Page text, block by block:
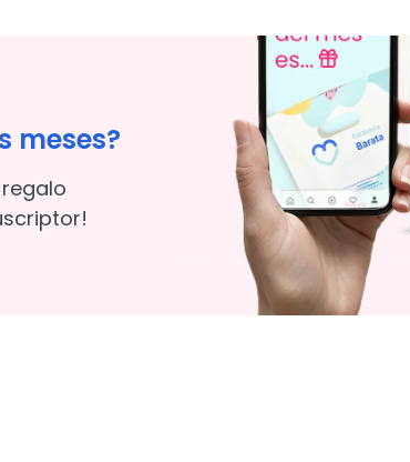
meses?